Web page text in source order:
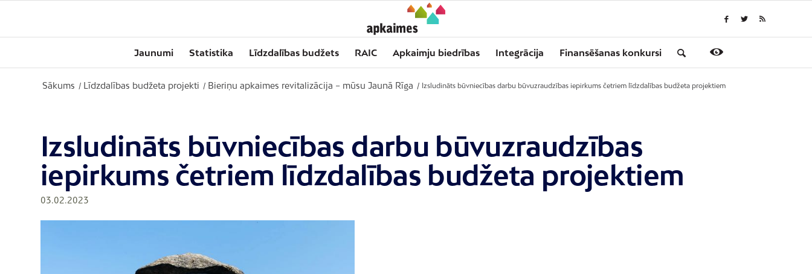
Jaunumi Statistika Līdzdalības budžets RAIC Apkaimju biedrības Integrācija Finansēšanas konkursi
Sākums / Līdzdalības budžeta projekti / Bieriņu apkaimes revitalizācija – mūsu Jaunā Rīga / Izsludināts būvniecības darbu būvuzraudzības iepirkums četriem līdzdalības budžeta projektiem
Izsludināts būvniecības darbu būvuzraudzības
iepirkums četriem līdzdalības budžeta projektiem
03.02.2023